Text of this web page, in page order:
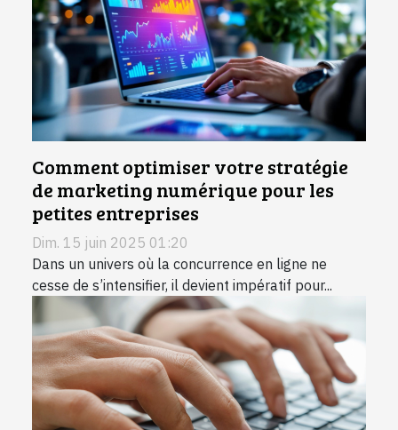
Comment optimiser votre stratégie
de marketing numérique pour les
petites entreprises
Dim. 15 juin 2025 01:20
Dans un univers où la concurrence en ligne ne
cesse de s’intensifier, il devient impératif pour...